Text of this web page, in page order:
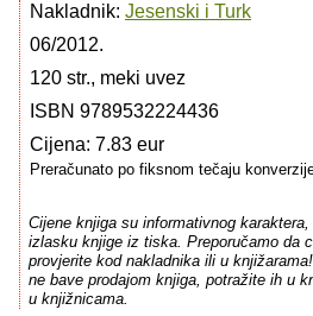
Nakladnik: Jesenski i Turk
06/2012.
120 str., meki uvez
ISBN 9789532224436
Cijena: 7.83 eur
Preračunato po fiksnom tečaju
Cijene knjiga su informativnog
izlasku knjige iz tiska. Preporučamo da
provjerite kod nakladnika ili u
ne bave prodajom knjiga, potražite ih u
u knjižnicama.